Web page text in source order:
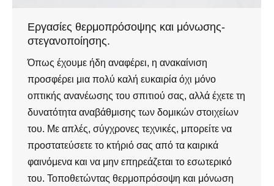
Εργασίες θερμοπρόσοψης και μόνωσης-
στεγανοποίησης.
Όπως έχουμε ήδη αναφέρει, η ανακαίνιση
προσφέρει μια πολύ καλή ευκαιρία όχι μόνο
οπτικής ανανέωσης του σπιτιού σας, αλλά έχετε τη
δυνατότητα αναβάθμισης των δομικών στοιχείων
του. Με απλές, σύγχρονες τεχνικές, μπορείτε να
προστατεύσετε το κτήριό σας από τα καιρικά
φαινόμενα και να μην επηρεάζεται το εσωτερικό
του. Τοποθετώντας θερμοπρόσοψη και μόνωση